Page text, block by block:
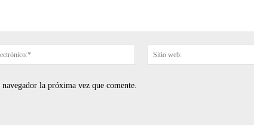
Correo
electrónico:*
la próxima vez que comente.